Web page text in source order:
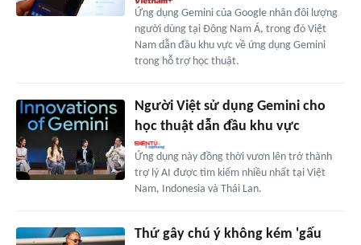
Ứng dụng Gemini của Google nhân đôi lượng
người dùng tại Đông Nam Á, trong đó Việt
Nam dẫn đầu khu vực về ứng dụng Gemini
trong hỗ trợ học thuật.
Người Việt sử dụng Gemini cho
học thuật dẫn đầu khu vực
Ứng dụng này đồng thời vươn lên trở thành
trợ lý AI được tìm kiếm nhiều nhất tại Việt
Nam, Indonesia và Thái Lan.
Thứ gây chú ý không kém 'gấu